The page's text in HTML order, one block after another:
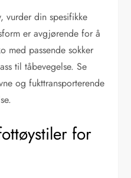
vurder din spesifikke
er avgjørende for å
med passende sokker
til tåbevegelse. Se
og fukttransporterende
for